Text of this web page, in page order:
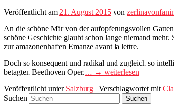
Veröffentlicht am 21. August 2015 von
An die schöne Mär von der aufopferungsvollen
schöne Geschichte glaubt schon lange niemand
zur amazonenhaften Emanze avant la lettre.
Doch so konsequent und radikal und zugleich so
betagten Beethoven Oper.… → weiterlesen
Veröffentlicht unter Salzburg | Verschlagwortet mit
Suchen